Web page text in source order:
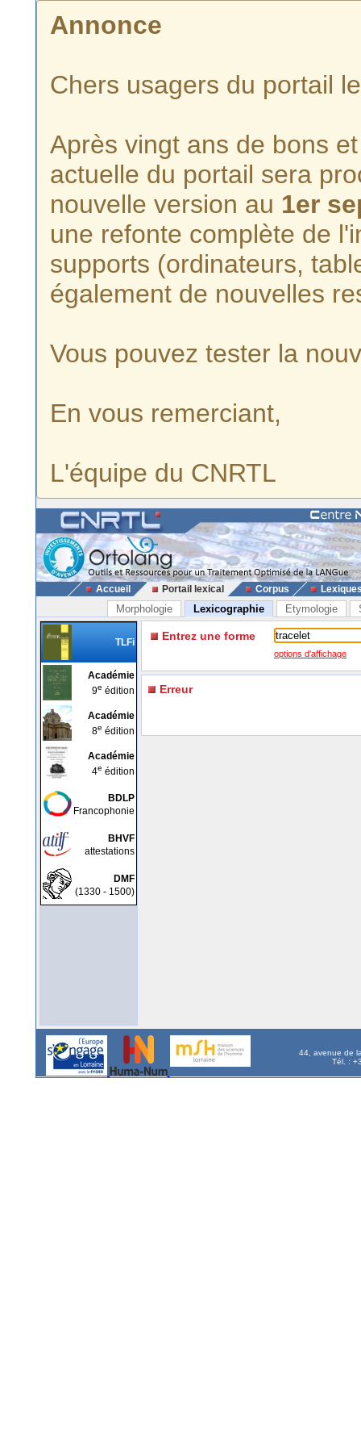
Annonce
Chers usagers du portail
Après vingt ans de bons
actuelle du portail sera
nouvelle version au 1er
une refonte complète de
supports (ordinateurs,
également de nouvelles
Vous pouvez tester la
En vous remerciant,
L'équipe du CNRTL
Accueil Portail lexical Corpus
Morphologie Lexicographie Etymologie
TLFi
Académie
9e édition
Académie
8e édition
Académie
4e édition
BDLP
Francophonie
BHVF
attestations
DMF
(1330 - 1500)
Entrez une forme
options d'affichage
Erreur
44, avenue de
Tél. :